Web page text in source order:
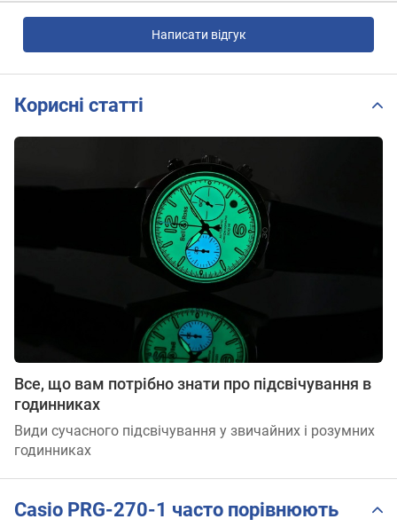
Написати відгук
Корисні статті
Все, що вам потрібно знати про підсвічування в
годинниках
Види сучасного підсвічування у звичайних і розумних
годинниках
Casio PRG-270-1 часто порівнюють